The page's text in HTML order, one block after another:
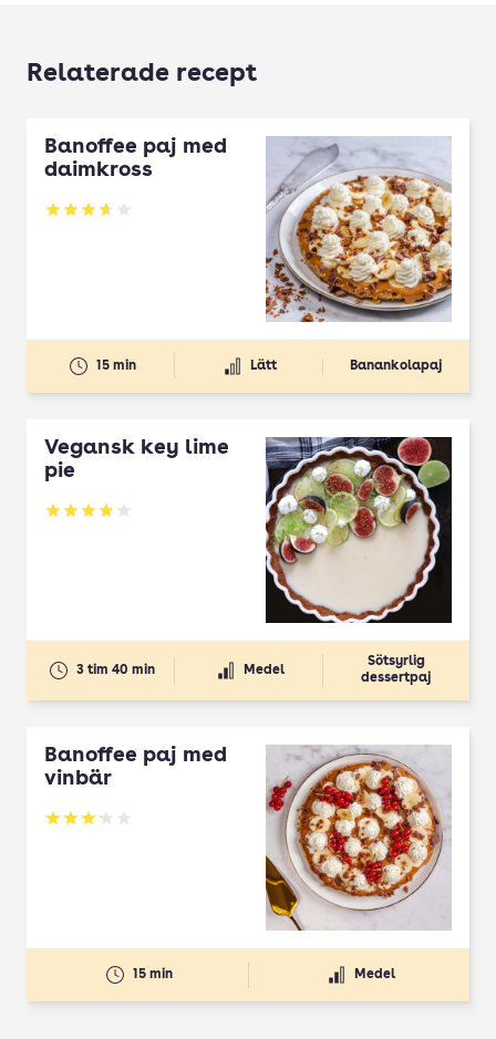
Relaterade recept
Banoffee paj med
daimkross
Betyg: 3.65 av 5
15 min Lätt Banankolapaj
Vegansk key lime
pie
Betyg: 3.91 av 5
3 tim 40 min Medel
Sötsyrlig
dessertpaj
Banoffee paj med
vinbär
Betyg: 3.2 av 5
15 min Medel